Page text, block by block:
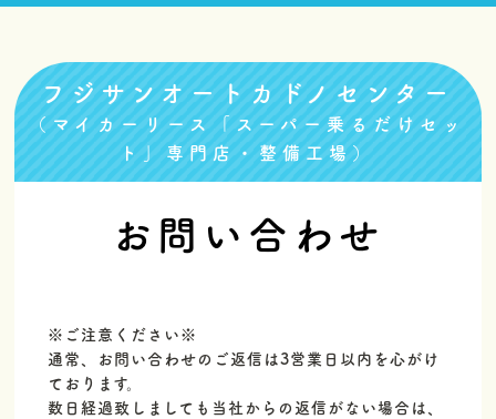
フジサンオートカドノセンター
（マイカーリース「スーパー乗るだけセッ
ト」専門店・整備工場）
お問い合わせ
※ご注意ください※
通常、お問い合わせのご返信は3営業日以内を心がけ
ております。
数日経過致しましても当社からの返信がない場合は、